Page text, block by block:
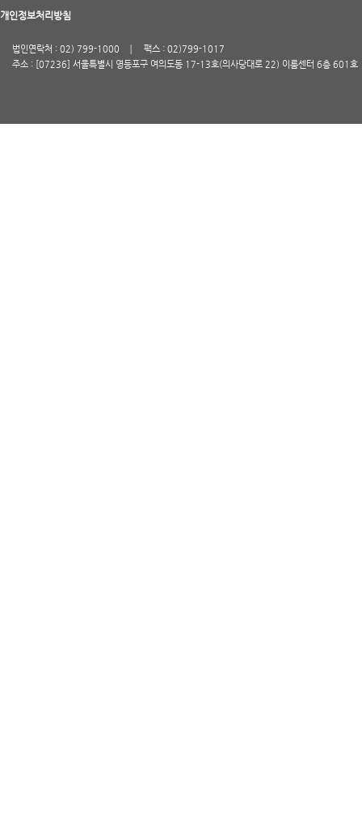
개인정보처리방침
법인연락처 : 02) 799-1000
팩스 : 02)799-1017
주소 : [07236] 서울특별시 영등포구 여의도동 17-13호(의사당대로 22) 이룸센터 6층 601호